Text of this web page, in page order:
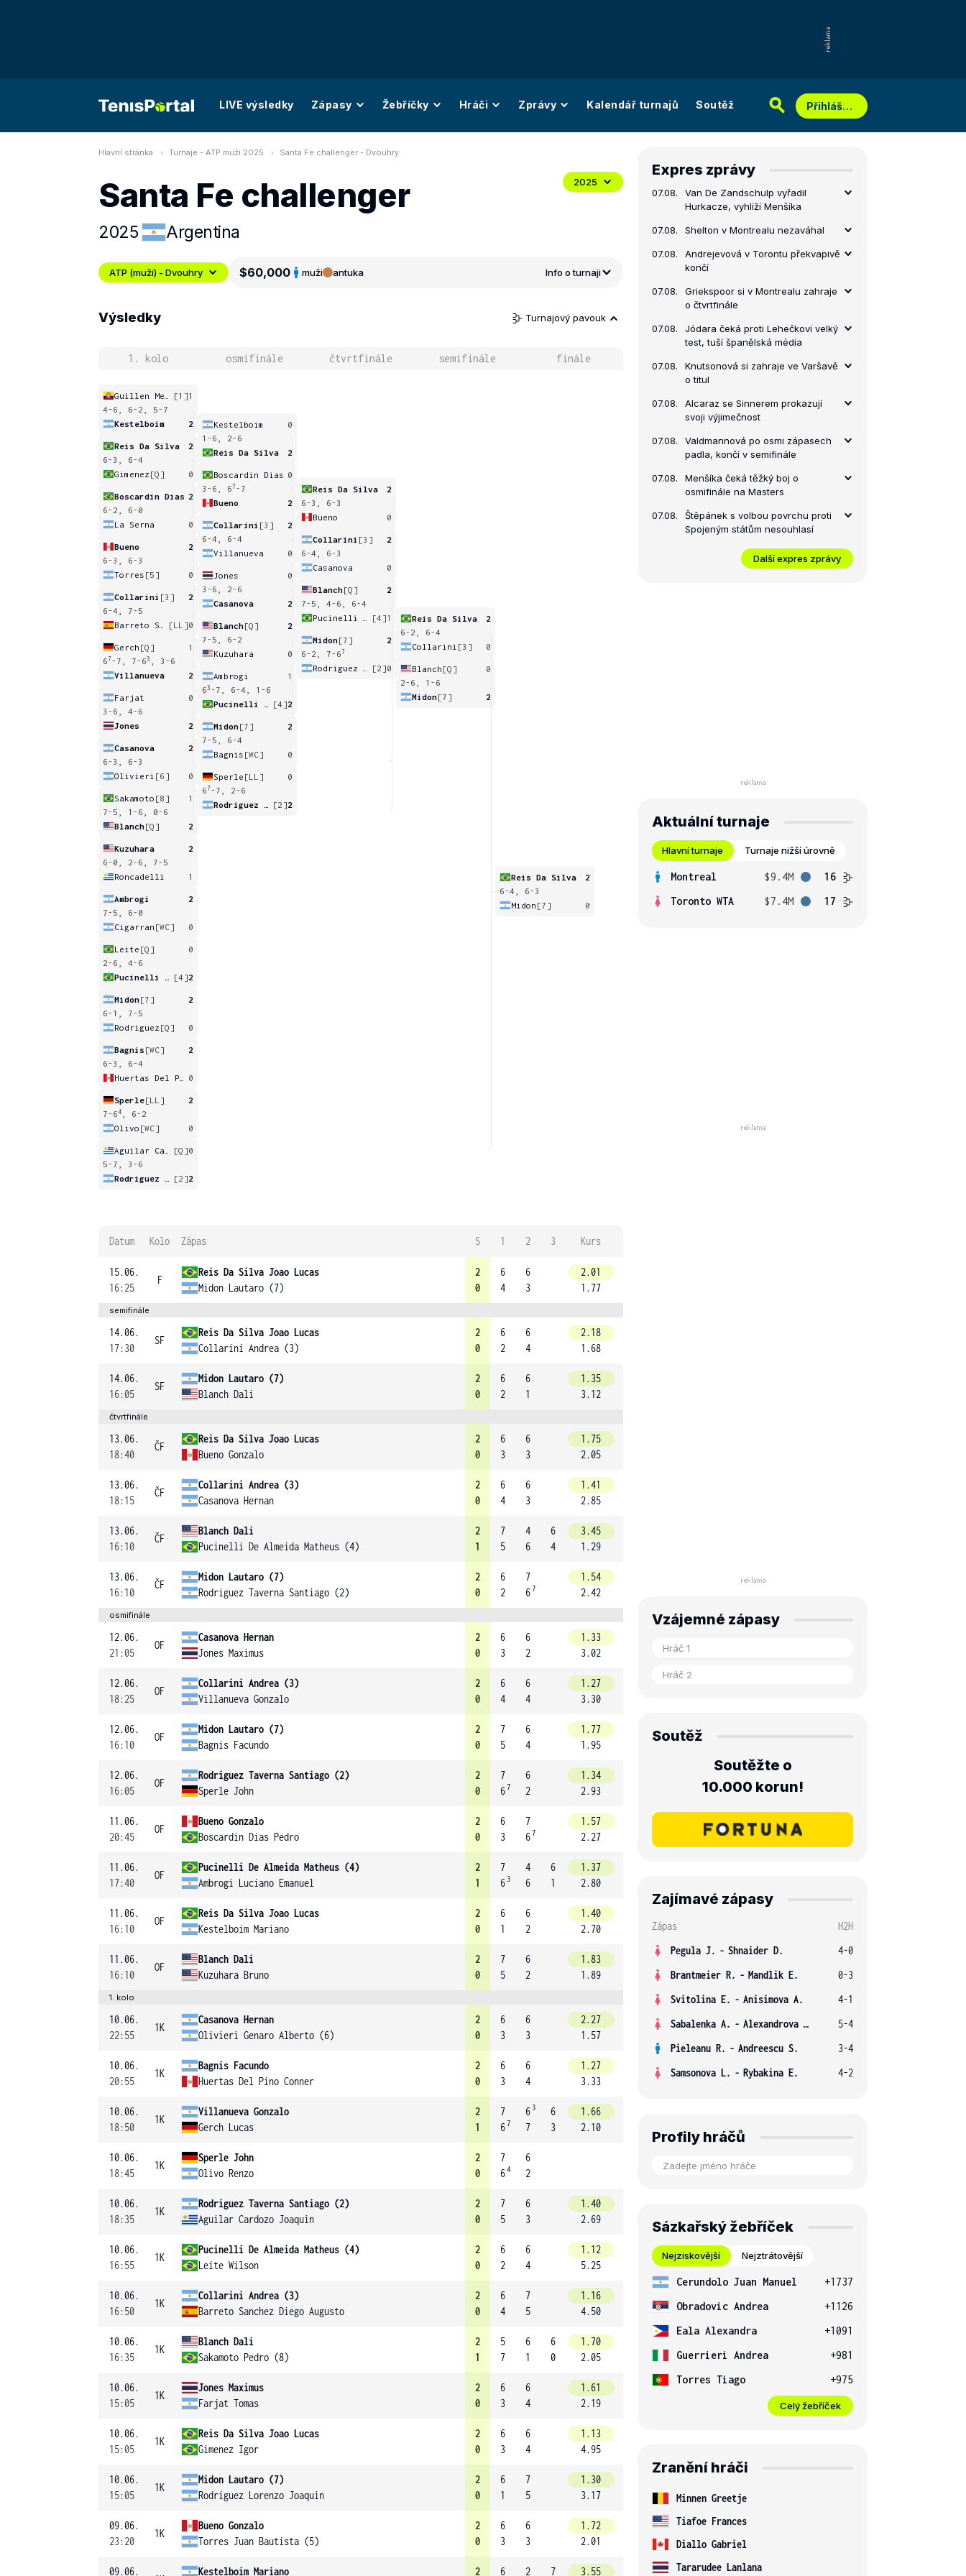
LIVE výsledky Zápasy Žebříčky Hráči Zprávy Kalendář turnajů Soutěž Přihlášení
Hlavní stránka Turnaje - ATP muži 2025 Santa Fe challenger - Dvouhry
Santa Fe challenger
2025 Argentina
2025
ATP (muži) - Dvouhry $60,000 muži antuka Info o turnaji
Výsledky Turnajový pavouk
1. kolo osmifinále čtvrtfinále semifinále finále
[1]1
4-6, 6-2, 5-7
Kestelboim
2
Reis Da Silva
2
6-3, 6-4
Gimenez [Q] 0
Boscardin Dias 2
6-2, 6-0
La Serna
0
Bueno
2
6-3, 6-3
Torres [5] 0
Collarini [3]
2
6-4, 7-5
[LL]0
Gerch [Q]
1
67-7, 7-63
, 3-6
Villanueva
2
Farjat
0
3-6, 4-6
Jones
2
Casanova
2
6-3, 6-3
Olivieri [6] 0
Sakamoto [8]
1
7-5, 1-6, 0-6
Blanch[Q] 2
Kuzuhara
2
6-0, 2-6, 7-5
Roncadelli
1
Ambrogi
2
7-5, 6-0
Cigarran [WC] 0
Leite [Q]
0
2-6, 4-6
[4]2
Midon[7]
2
6-1, 7-5
Rodriguez [Q] 0
Bagnis [WC]
2
6-3, 6-4
0
Sperle[LL]
2
7-64
, 6-2
Olivo [WC] 0
[Q]0
5-7, 3-6
[2]2
Kestelboim
0
1-6, 2-6
Reis Da Silva
2
Boscardin Dias 0
3-6, 67-7
Bueno
2
Collarini [3]
2
6-4, 6-4
Villanueva
0
Jones
0
3-6, 2-6
Casanova
2
Blanch[Q]
2
7-5, 6-2
Kuzuhara
0
Ambrogi
1
63 -7, 6-4, 1-6
[4]2
Midon[7]
2
7-5, 6-4
Bagnis [WC] 0
Sperle [LL]
0
67-7, 2-6
[2]2
Reis Da Silva
2
6-3, 6-3
Bueno
0
Collarini [3]
2
6-4, 6-3
Casanova
0
Blanch[Q]
2
7-5, 4-6, 6-4
[4]1
Midon[7]
2
6-2, 7-67
[2]0
Reis Da Silva
2
6-2, 6-4
Collarini [3] 0
Blanch [Q]
0
2-6, 1-6
Midon[7] 2
Reis Da Silva
2
6-4, 6-3
Midon [7] 0
Datum Kolo Zápas S 1 2 3 Kurs
15.06.
16:25
F
Reis Da Silva Joao Lucas
Midon Lautaro (7)
2
0
6
4
6
3
2.01
1.77
semifinále
14.06.
17:30
SF
Reis Da Silva Joao Lucas
Collarini Andrea (3)
2
0
6
2
6
4
2.18
1.68
14.06.
16:05
SF
Midon Lautaro (7)
Blanch Dali
2
0
6
2
6
1
1.35
3.12
čtvrtfinále
13.06.
18:40
ČF
Reis Da Silva Joao Lucas
Bueno Gonzalo
2
0
6
3
6
3
1.75
2.05
13.06.
18:15
ČF
Collarini Andrea (3)
Casanova Hernan
2
0
6
4
6
3
1.41
2.85
13.06.
16:10
ČF
Blanch Dali
Pucinelli De Almeida Matheus (4)
2
1
7
5
4
6
6
4
3.45
1.29
13.06.
16:10
ČF
Midon Lautaro (7)
Rodriguez Taverna Santiago (2)
2
0
6
2
7
67
1.54
2.42
osmifinále
12.06.
21:05
OF
Casanova Hernan
Jones Maximus
2
0
6
3
6
2
1.33
3.02
12.06.
18:25
OF
Collarini Andrea (3)
Villanueva Gonzalo
2
0
6
4
6
4
1.27
3.30
12.06.
16:10
OF
Midon Lautaro (7)
Bagnis Facundo
2
0
7
5
6
4
1.77
1.95
12.06.
16:05
OF
Rodriguez Taverna Santiago (2)
Sperle John
2
0
7
67
6
2
1.34
2.93
11.06.
20:45
OF
Bueno Gonzalo
Boscardin Dias Pedro
2
0
6
3
7
67
1.57
2.27
11.06.
17:40
OF
Pucinelli De Almeida Matheus (4)
Ambrogi Luciano Emanuel
2
1
7
6 3
4
6
6
1
1.37
2.80
11.06.
16:10
OF
Reis Da Silva Joao Lucas
Kestelboim Mariano
2
0
6
1
6
2
1.40
2.70
11.06.
16:10
OF
Blanch Dali
Kuzuhara Bruno
2
0
7
5
6
2
1.83
1.89
1. kolo
10.06.
22:55
1K
Casanova Hernan
Olivieri Genaro Alberto (6)
2
0
6
3
6
3
2.27
1.57
10.06.
20:55
1K
Bagnis Facundo
Huertas Del Pino Conner
2
0
6
3
6
4
1.27
3.33
10.06.
18:50
1K
Villanueva Gonzalo
Gerch Lucas
2
1
7
67
6 3
7
6
3
1.66
2.10
10.06.
18:45
1K
Sperle John
Olivo Renzo
2
0
7
64
6
2
10.06.
18:35
1K
Rodriguez Taverna Santiago (2)
Aguilar Cardozo Joaquin
2
0
7
5
6
3
1.40
2.69
10.06.
16:55
1K
Pucinelli De Almeida Matheus (4)
Leite Wilson
2
0
6
2
6
4
1.12
5.25
10.06.
16:50
1K
Collarini Andrea (3)
Barreto Sanchez Diego Augusto
2
0
6
4
7
5
1.16
4.50
10.06.
16:35
1K
Blanch Dali
Sakamoto Pedro (8)
2
1
5
7
6
1
6
0
1.70
2.05
10.06.
15:05
1K
Jones Maximus
Farjat Tomas
2
0
6
3
6
4
1.61
2.19
10.06.
15:05
1K
Reis Da Silva Joao Lucas
Gimenez Igor
2
0
6
3
6
4
1.13
4.95
10.06.
15:05
1K
Midon Lautaro (7)
Rodriguez Lorenzo Joaquin
2
0
6
1
7
5
1.30
3.17
09.06.
23:20
1K
Bueno Gonzalo
Torres Juan Bautista (5)
2
0
6
3
6
3
1.72
2.01
09.06. Kestelboim Mariano 2 6 2 7 3.55
Expres zprávy
07.08.
Van De Zandschulp vyřadil
Hurkacze, vyhlíží Menšíka
07.08. Shelton v Montrealu nezaváhal
07.08.
Andrejevová v Torontu překvapivě
končí
07.08.
Griekspoor si v Montrealu zahraje
o čtvrtfinále
07.08.
Jódara čeká proti Lehečkovi velký
test, tuší španělská média
07.08.
Knutsonová si zahraje ve Varšavě
o titul
07.08.
Alcaraz se Sinnerem prokazují
svoji výjimečnost
07.08.
Valdmannová po osmi zápasech
padla, končí v semifinále
07.08.
Menšíka čeká těžký boj o
osmifinále na Masters
07.08.
Štěpánek s volbou povrchu proti
Spojeným státům nesouhlasí
Další expres zprávy
Aktuální turnaje
Hlavní turnaje Turnaje nižší úrovně
Montreal $9.4M
16
Toronto WTA
$7.4M 17
Vzájemné zápasy
Soutěž
Soutěžte o
10.000 korun!
Zajímavé zápasy
Zápas
H2H
Pegula J. - Shnaider D.
4-0
Brantmeier R. - Mandlik E.
0-3
Svitolina E. - Anisimova A.
4-1
Sabalenka A. - Alexandrova E.
5-4
Pieleanu R. - Andreescu S.
3-4
Samsonova L. - Rybakina E. 4-2
Profily hráčů
Sázkařský žebříček
Nejziskovější Nejztrátovější
Cerundolo Juan Manuel
+1737
Obradovic Andrea
+1126
Eala Alexandra
+1091
Guerrieri Andrea
+981
Torres Tiago
+975
Celý žebříček
Zranění hráči
Minnen Greetje
Tiafoe Frances
Diallo Gabriel
Tararudee Lanlana